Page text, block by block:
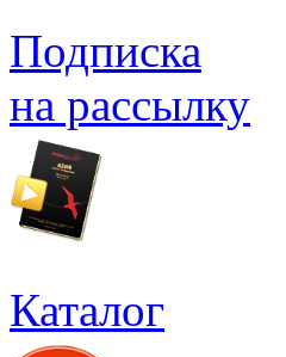
Подписка
на рассылку
Каталог